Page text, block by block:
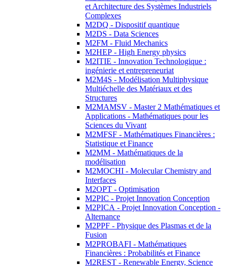
et Architecture des Systèmes Industriels
Complexes
M2DQ - Dispositif quantique
M2DS - Data Sciences
M2FM - Fluid Mechanics
M2HEP - High Energy physics
M2ITIE - Innovation Technologique :
ingénierie et entrepreneuriat
M2M4S - Modélisation Multiphysique
Multiéchelle des Matériaux et des
Structures
M2MAMSV - Master 2 Mathématiques et
Applications - Mathématiques pour les
Sciences du Vivant
M2MFSF - Mathématiques Financières :
Statistique et Finance
M2MM - Mathématiques de la
modélisation
M2MOCHI - Molecular Chemistry and
Interfaces
M2OPT - Optimisation
M2PIC - Projet Innovation Conception
M2PICA - Projet Innovation Conception -
Alternance
M2PPF - Physique des Plasmas et de la
Fusion
M2PROBAFI - Mathématiques
Financières : Probabilités et Finance
M2REST - Renewable Energy, Science